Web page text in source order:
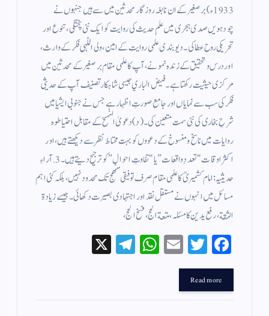
1933ء) برصغیر کے ان نابغہ روزگار محدثین میں سے ہیں جنہوں نے
چودہویں صدی ہجری میں علمِ حدیث کی روایت کو ایک نئی پختگی، تنوع اور
تحریکی روح عطا کی۔ دیوبندی علمی روایت کے امین، ولی اللّہی فکر کے وارث،
اور درس و تحقیق کے زندہ نمونے، آپ کا علمی مقام برصغیر کے محدثین میں
مرکزی حیثیت رکھتا ہے۔ فيض الباري جیسی شاہکار تصنیف آپ کے حدیثی
فکر کی سب سے نمایاں اور جامع صورتِ اظہار ہے جس نے جنوبی ایشیا میں
شرحِ بخاری کی نئی سمت متعین کی۔ (د) دعویٰ النسخ کے مقابل احتیاطوہ
روایات میں ناسخ و منسوخ کے دعووں کو بہت محتاط نظر سے دیکھتے ہیں، اور
اکثر اوقات “تعددِ واقعات” یا “تفاوتِ احوال” کو ترجیح دیتے ہیں۔ 3.آراءِ
حدیثیہ:امام کشمیریؒ کا علمی مقام صرف توفیقی منهج تک محدود نہیں، بلکہ کئی اہم
مسائل میں انہوں نے مستقل نقد اور اجتہادی بصیرت دکھائی۔ جیسے زیادۃ
الثقة،رفع یدین کا مسئلہ،متعة الحج، فسخ الحج،
Fa
ce
bo
ok
T
wi
r
E
m
W
ha
Te
le
Read more